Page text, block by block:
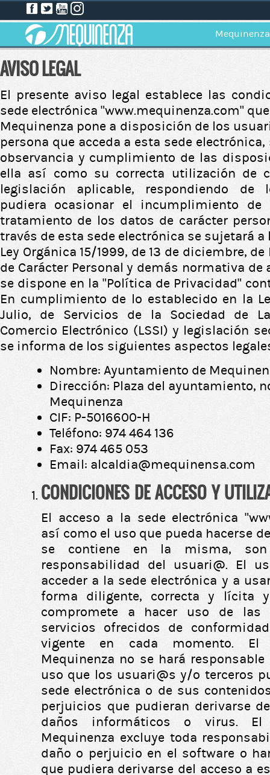
Mequinenza
AVISO LEGAL
El presente aviso legal establece las
sede electrónica “www.mequinenza.com”
Mequinenza pone a disposición de los
persona que acceda a esta sede
observancia y cumplimiento de las
ella así como su correcta utilización de
legislación aplicable, respondiendo de
pudiera ocasionar el incumplimiento de
tratamiento de los datos de carácter
través de esta sede electrónica se sujetará
Ley Orgánica 15/1999, de 13 de diciembre,
de Carácter Personal y demás normativa
se dispone en la "Política de Privacidad"
En cumplimiento de lo establecido en la
Julio, de Servicios de la Sociedad de
Comercio Electrónico (LSSI) y legislación
se informa de los siguientes aspectos
Nombre: Ayuntamiento de
Dirección: Plaza del ayuntamiento,
Mequinenza
CIF: P-5016600-H
Teléfono: 974 464 136
Fax: 974 465 053
Email: alcaldia@mequinensa.com
CONDICIONES DE ACCESO Y
El acceso a la sede electrónica
así como el uso que pueda hacerse
se contiene en la misma,
responsabilidad del usuari@. El
acceder a la sede electrónica y a
forma diligente, correcta y lícita
compromete a hacer uso de las
servicios ofrecidos de
vigente en cada momento. El
Mequinenza no se hará
uso que los usuari@s y/o terceros
sede electrónica o de sus
perjuicios que pudieran derivarse
daños informáticos o virus. El
Mequinenza excluye toda
daño o perjuicio en el software o
que pudiera derivarse del acceso a